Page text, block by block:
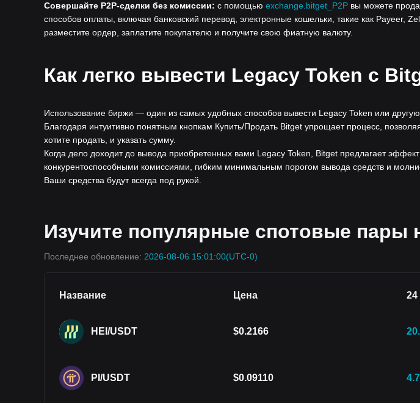
Совершайте P2P-сделки без комиссии: с помощью exchange.bitget_P2P вы можете
способов оплаты, включая банковский перевод, электронные кошельки, такие как Payeer,
разместите ордер, заплатите покупателю и получите свою фиатную валюту.
Как легко вывести Legacy Token с
Использование биржи — один из самых удобных способов вывести Legacy Token или
Благодаря интуитивно понятным кнопкам Купить/Продать Bitget упрощает процесс,
хотите продать, и указать сумму.
Когда дело доходит до вывода приобретенных вами Legacy Token, Bitget предлагает
конкурентоспособными комиссиями, гибким минимальным порогом вывода средств и
Ваши средства будут всегда под рукой.
Изучите популярные спотовые пары
Последнее обновление: 2026-08-06 15:01:00(UTC-0)
Название Цена 24
HEI/USDT $0.2166
PI/USDT $0.09110